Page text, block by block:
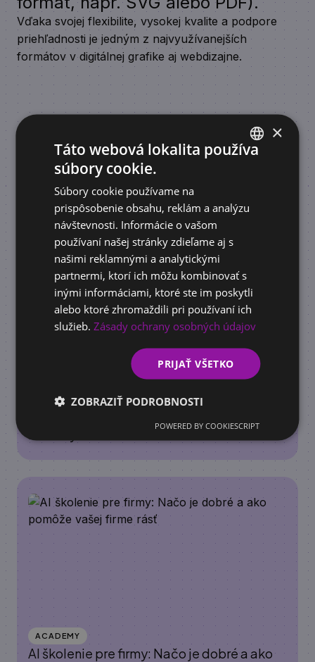
Vďaka svojej flexibilite, vysokej kvalite a podpore
priehľadnosti je jedným z najvyužívanejších
formátov v digitálnej grafike aj webdizajne.
Podobné články
Zobraziť všetky články
Príspevok na vzdelávanie zamestnancov
ACADEMY
AI školenie pre firmy: Načo je dobré a ako
×
Táto webová lokalita používa
súbory cookie.
Súbory cookie používame na
prispôsobenie obsahu, reklám a analýzu
návštevnosti. Informácie o vašom
používaní našej stránky zdieľame aj s
našimi reklamnými a analytickými
partnermi, ktorí ich môžu kombinovať s
inými informáciami, ktoré ste im poskytli
alebo ktoré zhromaždili pri používaní ich
služieb.Zásady ochrany osobných údajov
PRIJAŤ VŠETKO
ZOBRAZIŤ PODROBNOSTI
POWERED BY COOKIESCRIPT